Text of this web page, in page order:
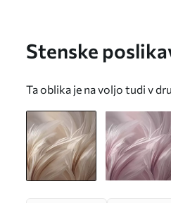
Stenske
Ta oblika je na voljo tudi v